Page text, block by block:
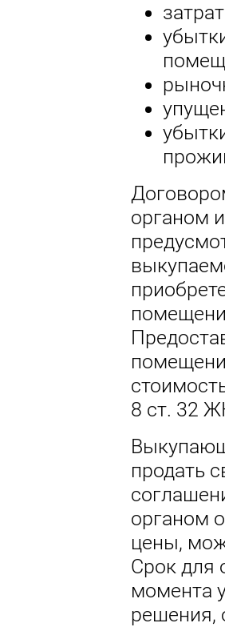
органом
8 ст. 32
продать
органом
цены,
Срок для
момента
решения,